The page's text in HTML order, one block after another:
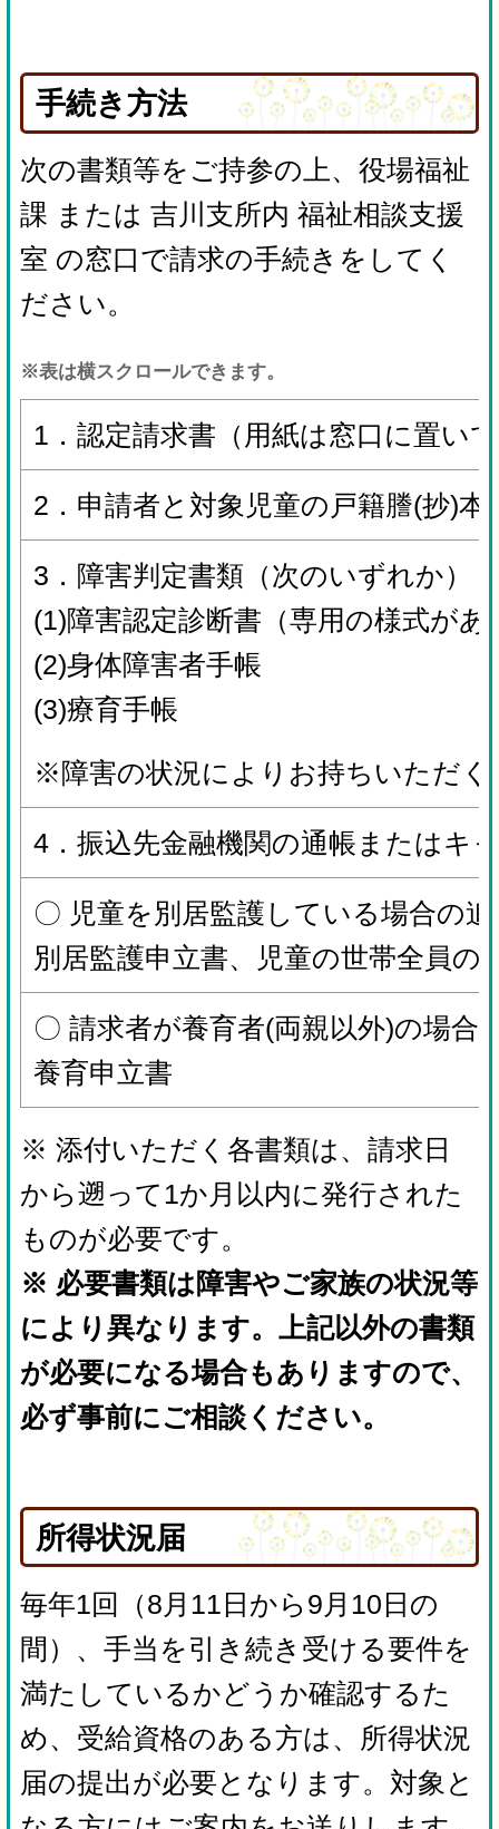
手続き方法
次の書類等をご持参の上、役場福祉
課 または 吉川支所内 福祉相談支援
室 の窓口で請求の手続きをしてく
ださい。
※表は横スクロールできます。
1．認定請求書（用紙は窓口に置い
2．申請者と対象児童の戸籍謄(抄)本
3．障害判定書類（次のいずれか）
(1)障害認定診断書（専用の様式があ
(2)身体障害者手帳
(3)療育手帳
※障害の状況によりお持ちいただく
4．振込先金融機関の通帳またはキ
〇 児童を別居監護している場合の
別居監護申立書、児童の世帯全員の
〇 請求者が養育者(両親以外)の場合
養育申立書
※ 添付いただく各書類は、請求日
から遡って1か月以内に発行された
ものが必要です。
※ 必要書類は障害やご家族の状況等
により異なります。上記以外の書類
が必要になる場合もありますので、
必ず事前にご相談ください。
所得状況届
毎年1回（8月11日から9月10日の
間）、手当を引き続き受ける要件を
満たしているかどうか確認するた
め、受給資格のある方は、所得状況
届の提出が必要となります。対象と